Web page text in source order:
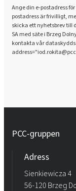
Ange din e-postadress
postadress är frivilligt,
skicka ett nyhetsbrev till
SA med säte i Brzeg
kontakta vår
PCC-gruppen
Adress
Sienkiewicza 4
56-120 Brzeg